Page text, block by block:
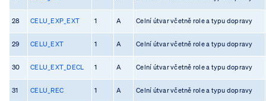
28 CELU_EXP_EXT 1 A Celní útvar včetně role a typu dopravy
29 CELU_EXT 1 A Celní útvar včetně role a typu dopravy
30 CELU_EXT_DECL 1 A Celní útvar včetně role a typu dopravy
31 CELU_REC 1 A Celní útvar včetně role a typu dopravy